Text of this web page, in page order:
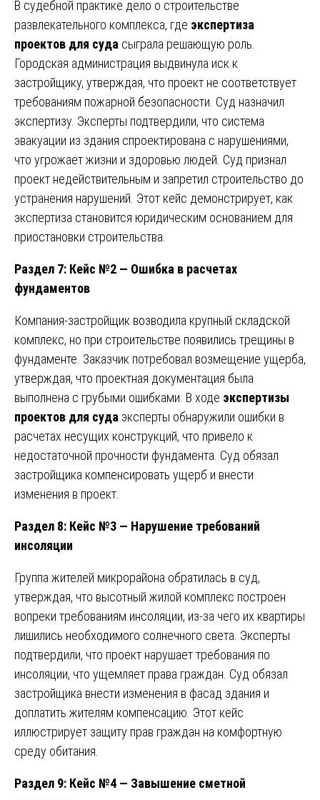
В судебной практике дело о строительстве
развлекательного комплекса, где экспертиза
проектов для суда сыграла решающую роль.
Городская администрация выдвинула иск к
застройщику, утверждая, что проект не соответствует
требованиям пожарной безопасности. Суд назначил
экспертизу. Эксперты подтвердили, что система
эвакуации из здания спроектирована с нарушениями,
что угрожает жизни и здоровью людей. Суд признал
проект недействительным и запретил строительство до
устранения нарушений. Этот кейс демонстрирует, как
экспертиза становится юридическим основанием для
приостановки строительства.
Раздел 7: Кейс №2 — Ошибка в расчетах
фундаментов
Компания-застройщик возводила крупный складской
комплекс, но при строительстве появились трещины в
фундаменте. Заказчик потребовал возмещение ущерба,
утверждая, что проектная документация была
выполнена с грубыми ошибками. В ходе экспертизы
проектов для суда эксперты обнаружили ошибки в
расчетах несущих конструкций, что привело к
недостаточной прочности фундамента. Суд обязал
застройщика компенсировать ущерб и внести
изменения в проект.
Раздел 8: Кейс №3 — Нарушение требований
инсоляции
Группа жителей микрорайона обратилась в суд,
утверждая, что высотный жилой комплекс построен
вопреки требованиям инсоляции, из-за чего их квартиры
лишились необходимого солнечного света. Эксперты
подтвердили, что проект нарушает требования по
инсоляции, что ущемляет права граждан. Суд обязал
застройщика внести изменения в фасад здания и
доплатить жителям компенсацию. Этот кейс
иллюстрирует защиту прав граждан на комфортную
среду обитания.
Раздел 9: Кейс №4 — Завышение сметной